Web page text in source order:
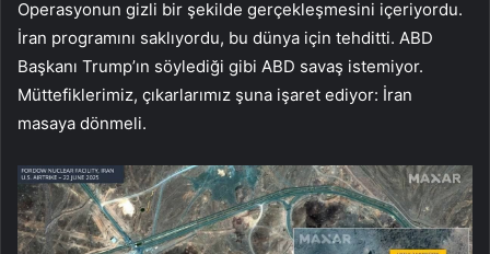
Operasyonun gizli bir şekilde gerçekleşmesini içeriyordu.
İran programını saklıyordu, bu dünya için tehditti. ABD
Başkanı Trump’ın söylediği gibi ABD savaş istemiyor.
Müttefiklerimiz, çıkarlarımız şuna işaret ediyor: İran
masaya dönmeli.